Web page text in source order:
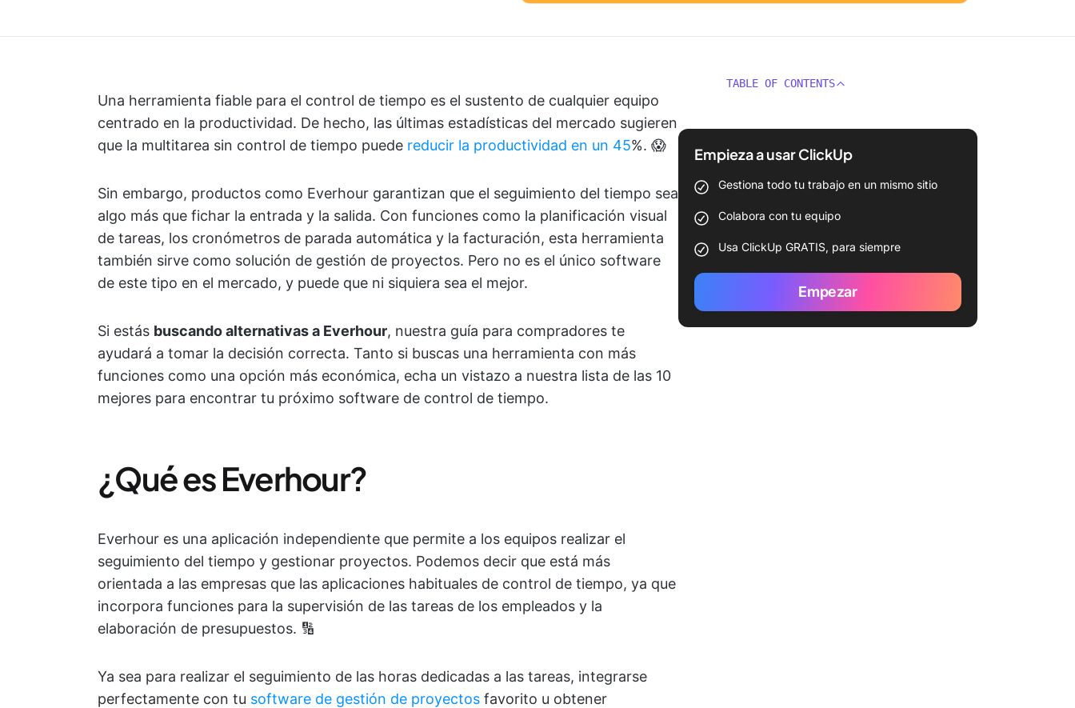
Una herramienta fiable para el control de tiempo es el sustento de cualquier equipo
centrado en la productividad. De hecho, las últimas estadísticas del mercado sugieren
que la multitarea sin control de tiempo puede reducir la productividad en un 45%. 😱
Sin embargo, productos como Everhour garantizan que el seguimiento del tiempo sea
algo más que fichar la entrada y la salida. Con funciones como la planificación visual
de tareas, los cronómetros de parada automática y la facturación, esta herramienta
también sirve como solución de gestión de proyectos. Pero no es el único software
de este tipo en el mercado, y puede que ni siquiera sea el mejor.
Si estás buscando alternativas a Everhour, nuestra guía para compradores te
ayudará a tomar la decisión correcta. Tanto si buscas una herramienta con más
funciones como una opción más económica, echa un vistazo a nuestra lista de las 10
mejores para encontrar tu próximo software de control de tiempo.
¿Qué es Everhour?
Everhour es una aplicación independiente que permite a los equipos realizar el
seguimiento del tiempo y gestionar proyectos. Podemos decir que está más
orientada a las empresas que las aplicaciones habituales de control de tiempo, ya que
incorpora funciones para la supervisión de las tareas de los empleados y la
elaboración de presupuestos. 🔢
Ya sea para realizar el seguimiento de las horas dedicadas a las tareas, integrarse
perfectamente con tu software de gestión de proyectos favorito u obtener
TABLE OF CONTENTS
Empieza a usar ClickUp
Gestiona todo tu trabajo en un mismo sitio
Colabora con tu equipo
Usa ClickUp GRATIS, para siempre
Empezar